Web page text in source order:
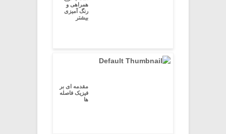
همراهی و
رنگ آمیزی
بیشتر
مقدمه ای بر
فیزیک فاصله
ها